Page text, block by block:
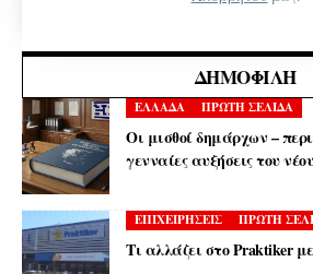
ΔΗΜΟΦΙΛΉ
ΕΛΛΑΔΑ ΠΡΩΤΗ ΣΕΛΙΔΑ
Οι μισθοί δημάρχων –
γενναίες αυξήσεις του
ΕΠΙΧΕΙΡΗΣΕΙΣ ΠΡΩΤΗ
Τι αλλάζει στο Praktiker